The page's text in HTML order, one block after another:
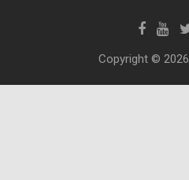
Copyright © 2026